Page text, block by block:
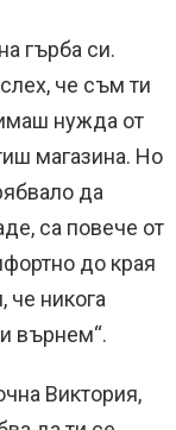
гърба си.
че съм ти
нужда от
магазина. Но
да
са повече от
до края
че никога
върнем“.
Виктория,